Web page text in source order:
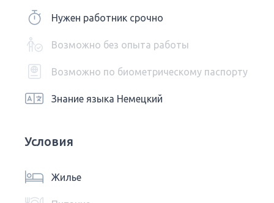
Нужен работник срочно
Возможно без опыта работы
Возможно по биометрическому паспорту
Знание языка Немецкий
Условия
Жилье